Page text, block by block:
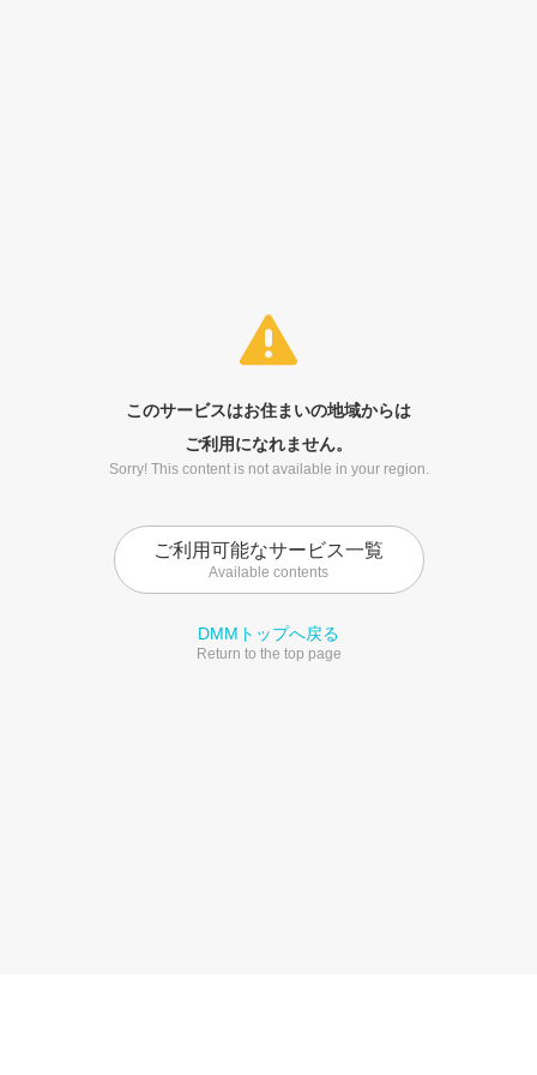
このサービスはお住まいの地域からは
ご利用になれません。
Sorry! This content is not available in your region.
ご利用可能なサービス一覧
Available contents
DMMトップへ戻る
Return to the top page